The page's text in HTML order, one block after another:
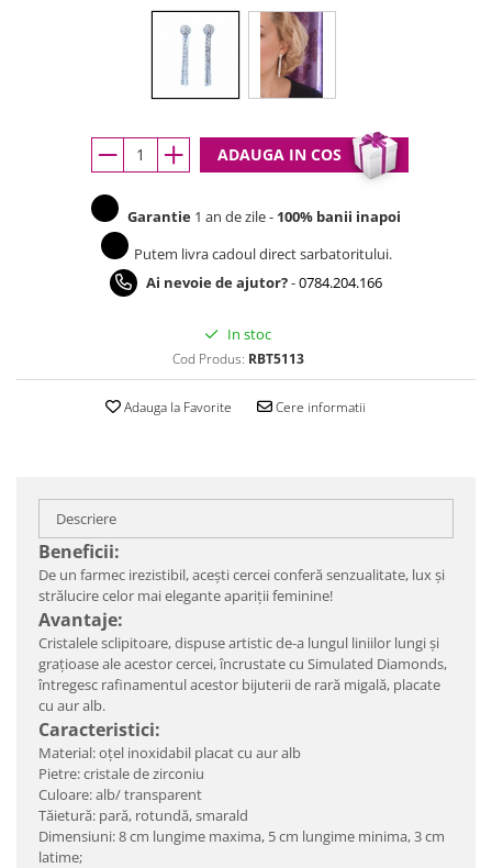
ADAUGA IN COS
Garantie 1 an de zile - 100% banii inapoi
Putem livra cadoul direct sarbatoritului.
Ai nevoie de ajutor?-0784.204.166
In stoc
Cod Produs: RBT5113
Adauga la Favorite Cere informatii
Descriere
Beneficii:
De un farmec irezistibil, acești cercei conferă senzualitate, lux şi
strălucire celor mai elegante apariţii feminine!
Avantaje:
Cristalele sclipitoare, dispuse artistic de-a lungul liniilor lungi şi
graţioase ale acestor cercei, încrustate cu Simulated Diamonds,
întregesc rafinamentul acestor bijuterii de rară migală, placate
cu aur alb.
Caracteristici:
Material: oțel inoxidabil placat cu aur alb
Pietre: cristale de zirconiu
Culoare: alb/ transparent
Tăietură: pară, rotundă, smarald
Dimensiuni: 8 cm lungime maxima, 5 cm lungime minima, 3 cm
latime;